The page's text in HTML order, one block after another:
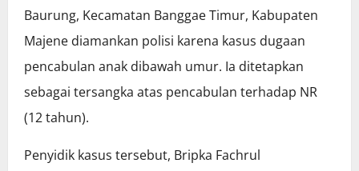
Baurung, Kecamatan Banggae Timur, Kabupaten
Majene diamankan polisi karena kasus dugaan
pencabulan anak dibawah umur. Ia ditetapkan
sebagai tersangka atas pencabulan terhadap NR
(12 tahun).
Penyidik kasus tersebut, Bripka Fachrul